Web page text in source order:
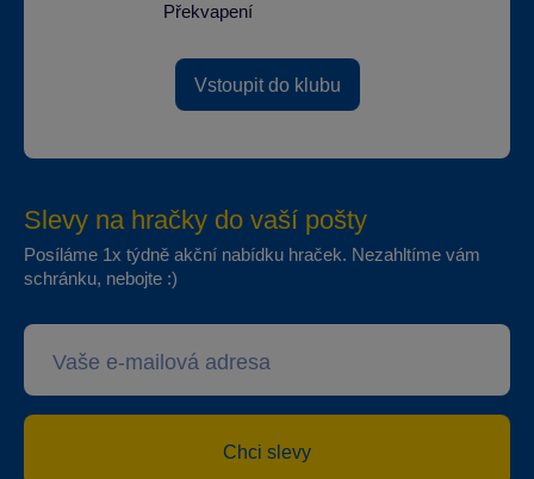
Překvapení
Vstoupit do klubu
Slevy na hračky do vaší pošty
Posíláme 1x týdně akční nabídku hraček. Nezahltíme vám
schránku, nebojte :)
Chci slevy